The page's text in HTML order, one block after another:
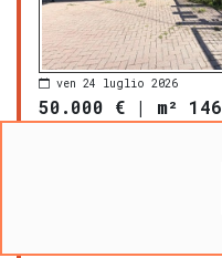
ven 24 luglio 2026
50.000 € | m² 146